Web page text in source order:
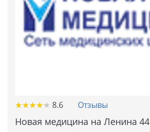
★★★★★
★★★★★ 8.6 Отзывы
Новая медицина на Ленина 44